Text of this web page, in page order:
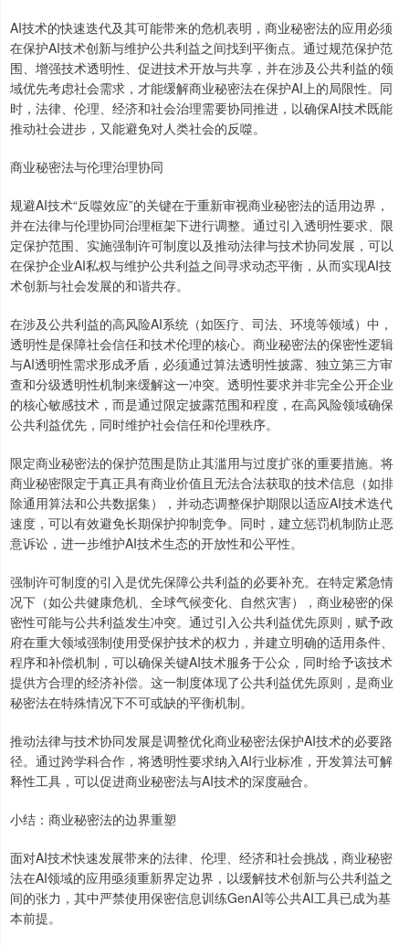
AI技术的快速迭代及其可能带来的危机表明，商业秘密法的应用必须
在保护AI技术创新与维护公共利益之间找到平衡点。通过规范保护范
围、增强技术透明性、促进技术开放与共享，并在涉及公共利益的领
域优先考虑社会需求，才能缓解商业秘密法在保护AI上的局限性。同
时，法律、伦理、经济和社会治理需要协同推进，以确保AI技术既能
推动社会进步，又能避免对人类社会的反噬。
商业秘密法与伦理治理协同
规避AI技术“反噬效应”的关键在于重新审视商业秘密法的适用边界，
并在法律与伦理协同治理框架下进行调整。通过引入透明性要求、限
定保护范围、实施强制许可制度以及推动法律与技术协同发展，可以
在保护企业AI私权与维护公共利益之间寻求动态平衡，从而实现AI技
术创新与社会发展的和谐共存。
在涉及公共利益的高风险AI系统（如医疗、司法、环境等领域）中，
透明性是保障社会信任和技术伦理的核心。商业秘密法的保密性逻辑
与AI透明性需求形成矛盾，必须通过算法透明性披露、独立第三方审
查和分级透明性机制来缓解这一冲突。透明性要求并非完全公开企业
的核心敏感技术，而是通过限定披露范围和程度，在高风险领域确保
公共利益优先，同时维护社会信任和伦理秩序。
限定商业秘密法的保护范围是防止其滥用与过度扩张的重要措施。将
商业秘密限定于真正具有商业价值且无法合法获取的技术信息（如排
除通用算法和公共数据集），并动态调整保护期限以适应AI技术迭代
速度，可以有效避免长期保护抑制竞争。同时，建立惩罚机制防止恶
意诉讼，进一步维护AI技术生态的开放性和公平性。
强制许可制度的引入是优先保障公共利益的必要补充。在特定紧急情
况下（如公共健康危机、全球气候变化、自然灾害），商业秘密的保
密性可能与公共利益发生冲突。通过引入公共利益优先原则，赋予政
府在重大领域强制使用受保护技术的权力，并建立明确的适用条件、
程序和补偿机制，可以确保关键AI技术服务于公众，同时给予该技术
提供方合理的经济补偿。这一制度体现了公共利益优先原则，是商业
秘密法在特殊情况下不可或缺的平衡机制。
推动法律与技术协同发展是调整优化商业秘密法保护AI技术的必要路
径。通过跨学科合作，将透明性要求纳入AI行业标准，开发算法可解
释性工具，可以促进商业秘密法与AI技术的深度融合。
小结：商业秘密法的边界重塑
面对AI技术快速发展带来的法律、伦理、经济和社会挑战，商业秘密
法在AI领域的应用亟须重新界定边界，以缓解技术创新与公共利益之
间的张力，其中严禁使用保密信息训练GenAI等公共AI工具已成为基
本前提。